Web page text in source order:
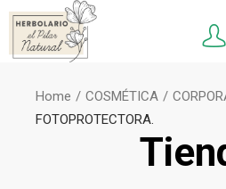
Home COSMÉTICA
FOTOPROTECTORA.